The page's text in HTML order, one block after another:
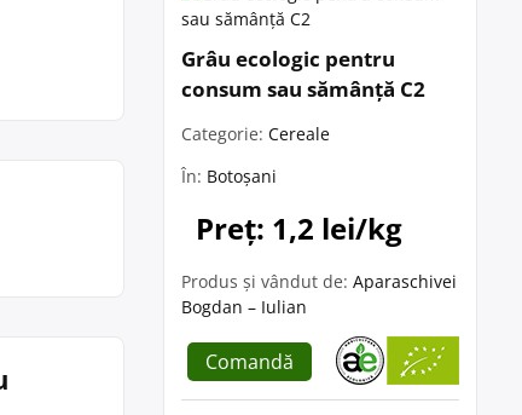
Grâu ecologic pentru
consum sau sămânță C2
Categorie: Cereale
În: Botoșani
Preț: 1,2 lei/kg
Produs și vândut de: Aparaschivei
Bogdan – Iulian
Comandă